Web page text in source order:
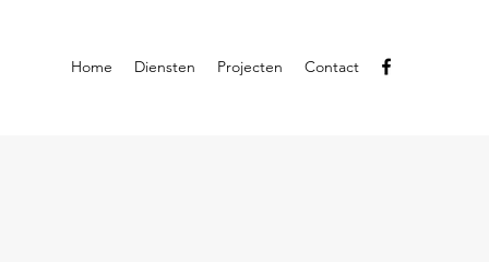
Home Diensten Projecten Contact